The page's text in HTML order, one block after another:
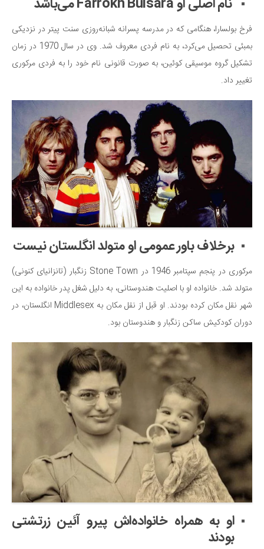
فرخ بولسارا، هنگامی که در مدرسه پسرانه شبانه‌روزی سنت پیتر در نزدیکی
بمبئی تحصیل می‌کرد، به نام فردی معروف شد. وی در سال 1970 در زمان
تشکیل گروه موسیقی کوئین، به صورت قانونی نام خود را به فردی مرکوری
تغییر داد.
برخلاف باور عمومی او متولد انگلستان نیست
مرکوری در پنجم سپتامبر 1946 در Stone Town زنگبار (تانزانیای کنونی)
متولد شد. خانواده او با اصلیت هندوستانی، به دلیل شغل پدر خانواده به این
شهر نقل مکان کرده بودند. او قبل از نقل مکان به Middlesex انگلستان، در
دوران کودکیش ساکن زنگبار و هندوستان بود.
او به همراه خانواده‌اش پیرو آئین زرتشتی
بودند